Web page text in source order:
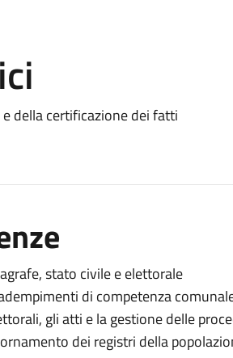
della certificazione dei fatti
stato civile e elettorale
di competenza
gli atti e la gestione delle
dei registri della